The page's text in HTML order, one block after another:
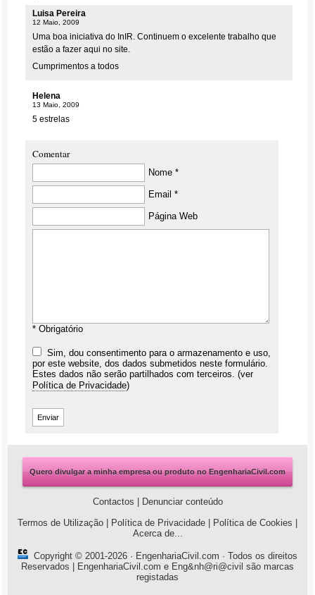
Luisa Pereira
12 Maio, 2009
Uma boa iniciativa do InIR. Continuem o excelente trabalho que
estão a fazer aqui no site.
Cumprimentos a todos
Helena
13 Maio, 2009
5 estrelas
Comentar
Nome *
Email *
Página Web
* Obrigatório
Sim, dou consentimento para o armazenamento e uso,
por este website, dos dados submetidos neste formulário.
Estes dados não serão partilhados com terceiros. (ver
Política de Privacidade)
Quero divulgar a minha empresa ou produto no EngenhariaCivil.com
Contactos
Denunciar conteúdo
Termos de Utilização
Política de Privacidade Política de Cookies
Acerca de...
Copyright © 2001-2026 · EngenhariaCivil.com · Todos os direitos
Reservados | EngenhariaCivil.com e Eng&nh@ri@civil são marcas
registadas